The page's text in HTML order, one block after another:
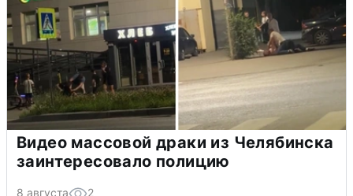
Видео массовой драки из Челябинска
заинтересовало полицию
8 августа 2